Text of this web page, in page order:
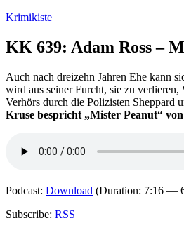
Zum
springen
Krimikiste
KK 639: Adam Ross –
Auch nach dreizehn Jahren Ehe kann
wird aus seiner Furcht, sie zu
Verhörs durch die Polizisten Sheppard
Kruse bespricht „Mister Peanut“
Podcast: Download (Duration: 7:16 —
Subscribe: RSS